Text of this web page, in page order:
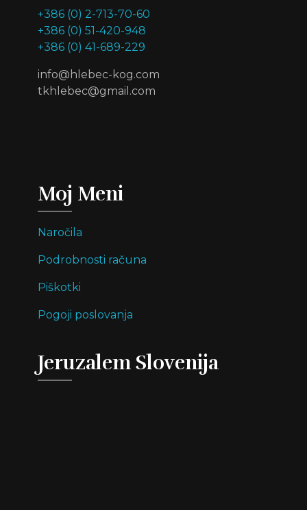
+386 (0) 2-713-70-60
+386 (0) 51-420-948
+386 (0) 41-689-229
info@hlebec-kog.com
tkhlebec@gmail.com
Moj Meni
Naročila
Podrobnosti računa
Piškotki
Pogoji poslovanja
Jeruzalem Slovenija